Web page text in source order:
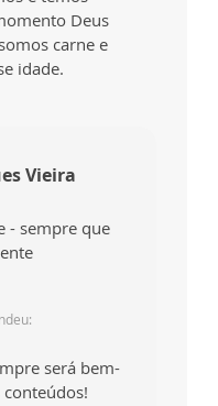
Deus
carne e
idade.
Vieira
- sempre que
será bem-